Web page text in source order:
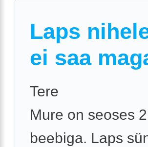
Laps
ei saa
Tere
Mure on seoses
beebiga. Laps